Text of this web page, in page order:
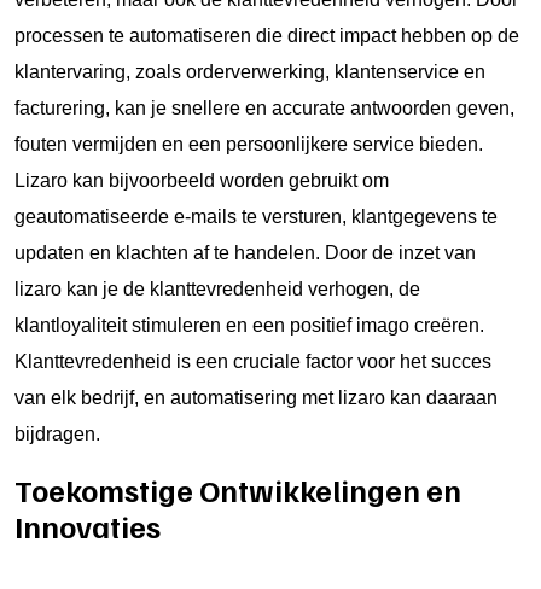
processen te automatiseren die direct impact hebben op de
klantervaring, zoals orderverwerking, klantenservice en
facturering, kan je snellere en accurate antwoorden geven,
fouten vermijden en een persoonlijkere service bieden.
Lizaro kan bijvoorbeeld worden gebruikt om
geautomatiseerde e-mails te versturen, klantgegevens te
updaten en klachten af te handelen. Door de inzet van
lizaro kan je de klanttevredenheid verhogen, de
klantloyaliteit stimuleren en een positief imago creëren.
Klanttevredenheid is een cruciale factor voor het succes
van elk bedrijf, en automatisering met lizaro kan daaraan
bijdragen.
Toekomstige Ontwikkelingen en
Innovaties